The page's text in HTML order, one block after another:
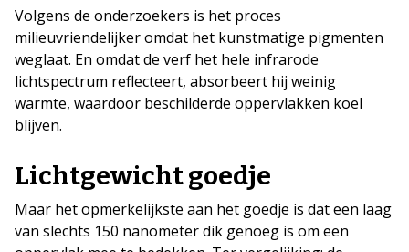
Volgens de onderzoekers is het proces
milieuvriendelijker omdat het kunstmatige pigmenten
weglaat. En omdat de verf het hele infrarode
lichtspectrum reflecteert, absorbeert hij weinig
warmte, waardoor beschilderde oppervlakken koel
blijven.
Lichtgewicht goedje
Maar het opmerkelijkste aan het goedje is dat een laag
van slechts 150 nanometer dik genoeg is om een